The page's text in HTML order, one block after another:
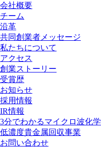
会社概要
チーム
沿革
共同創業者メッセージ
私たちについて
アクセス
創業ストーリー
受賞歴
お知らせ
採用情報
IR情報
3分でわかるマイクロ波化学
低濃度貴金属回収事業​
お問い合わせ